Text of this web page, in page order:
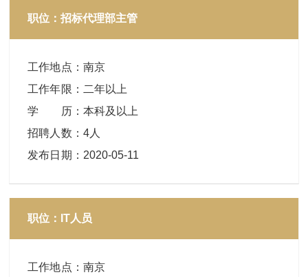
职位：招标代理部主管
工作地点 ： 南京
工作年限 ： 二年以上
学 历： 本科及以上
招聘人数 ： 4人
发布日期 ： 2020-05-11
职位：IT人员
工作地点 ： 南京